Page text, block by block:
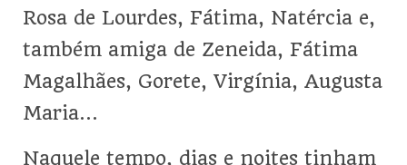
Rosa de Lourdes, Fátima, Natércia e,
também amiga de Zeneida, Fátima
Magalhães, Gorete, Virgínia, Augusta
Maria…
Naquele tempo, dias e noites tinham